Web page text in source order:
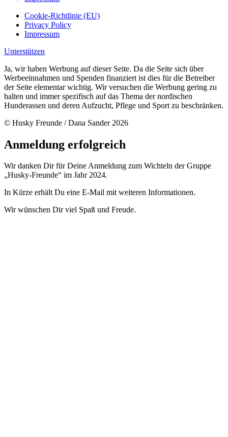
Cookie-Richtlinie (EU)
Privacy Policy
Impressum
Unterstützen
Ja, wir haben Werbung auf dieser Seite. Da die Seite sich über
Werbeeinnahmen und Spenden finanziert ist dies für die Betreiber
der Seite elementar wichtig. Wir versuchen die Werbung gering zu
halten und immer spezifisch auf das Thema der nordischen
Hunderassen und deren Aufzucht, Pflege und Sport zu beschränken.
© Husky Freunde / Dana Sander 2026
Anmeldung erfolgreich
Wir danken Dir für Deine Anmeldung zum Wichteln der Gruppe
„Husky-Freunde“ im Jahr 2024.
In Kürze erhält Du eine E-Mail mit weiteren Informationen.
Wir wünschen Dir viel Spaß und Freude.